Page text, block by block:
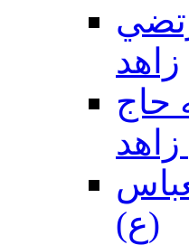
مرتضي
زاهد
- حسينيه حاج
محبان العباس
(ع)